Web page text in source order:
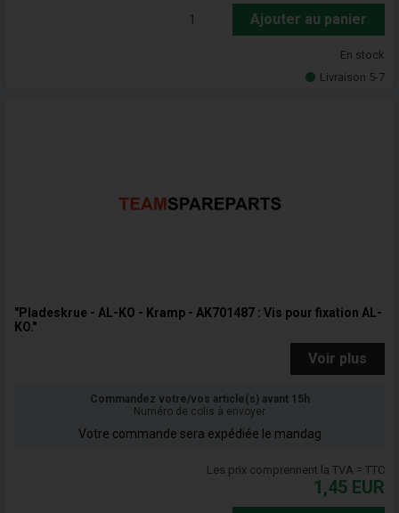
Ajouter au panier
En stock
Livraison 5-7
"Pladeskrue - AL-KO - Kramp - AK701487 : Vis pour fixation AL-
KO."
Voir plus
Commandez votre/vos article(s) avant 15h
Numéro de colis à envoyer
Votre commande sera expédiée le mandag
Les prix comprennent la TVA = TTC
1,45 EUR